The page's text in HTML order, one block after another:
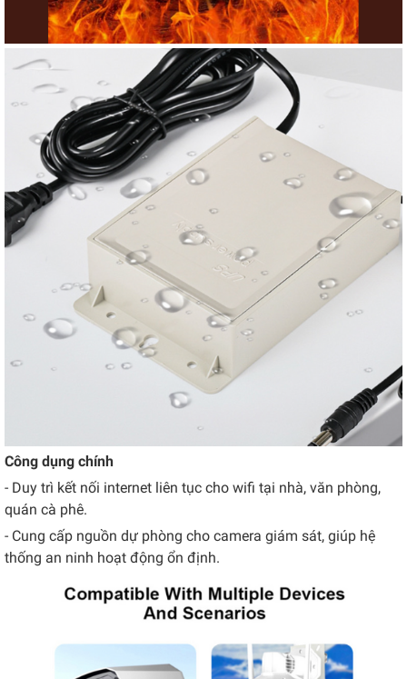
Công dụng chính
- Duy trì kết nối internet liên tục cho wifi tại nhà, văn phòng,
quán cà phê.
- Cung cấp nguồn dự phòng cho camera giám sát, giúp hệ
thống an ninh hoạt động ổn định.